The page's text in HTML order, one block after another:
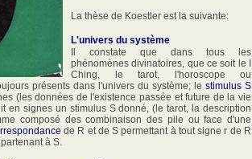
La thèse de Koestler est la suivante:
L'univers du système
Il constate que dans tous les
phénomènes divinatoires, que ce soit le I
Ching, le tarot, l'horoscope ou
présents dans l'univers du système; le stimulus S
(les données de l'existence passée et future de la vie
en signes un stimulus S donné, (le tarot, la description
composé des combinaison des pile ou face d'une
de R et de S permettant à tout signe r de R
à S.